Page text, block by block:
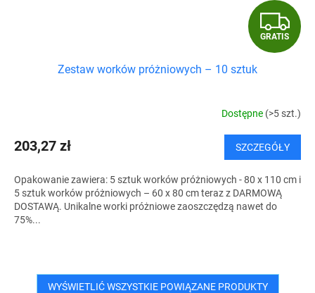
G
R
T
I
S
GRATIS
Zestaw worków próżniowych – 10 sztuk
Dostępne (>5 szt.)
203,27 zł SZCZEGÓŁY
Opakowanie zawiera: 5 sztuk worków próżniowych - 80 x 110 cm i
5 sztuk worków próżniowych – 60 x 80 cm teraz z DARMOWĄ
DOSTAWĄ. Unikalne worki próżniowe zaoszczędzą nawet do
75%...
WYŚWIETLIĆ WSZYSTKIE POWIĄZANE PRODUKTY